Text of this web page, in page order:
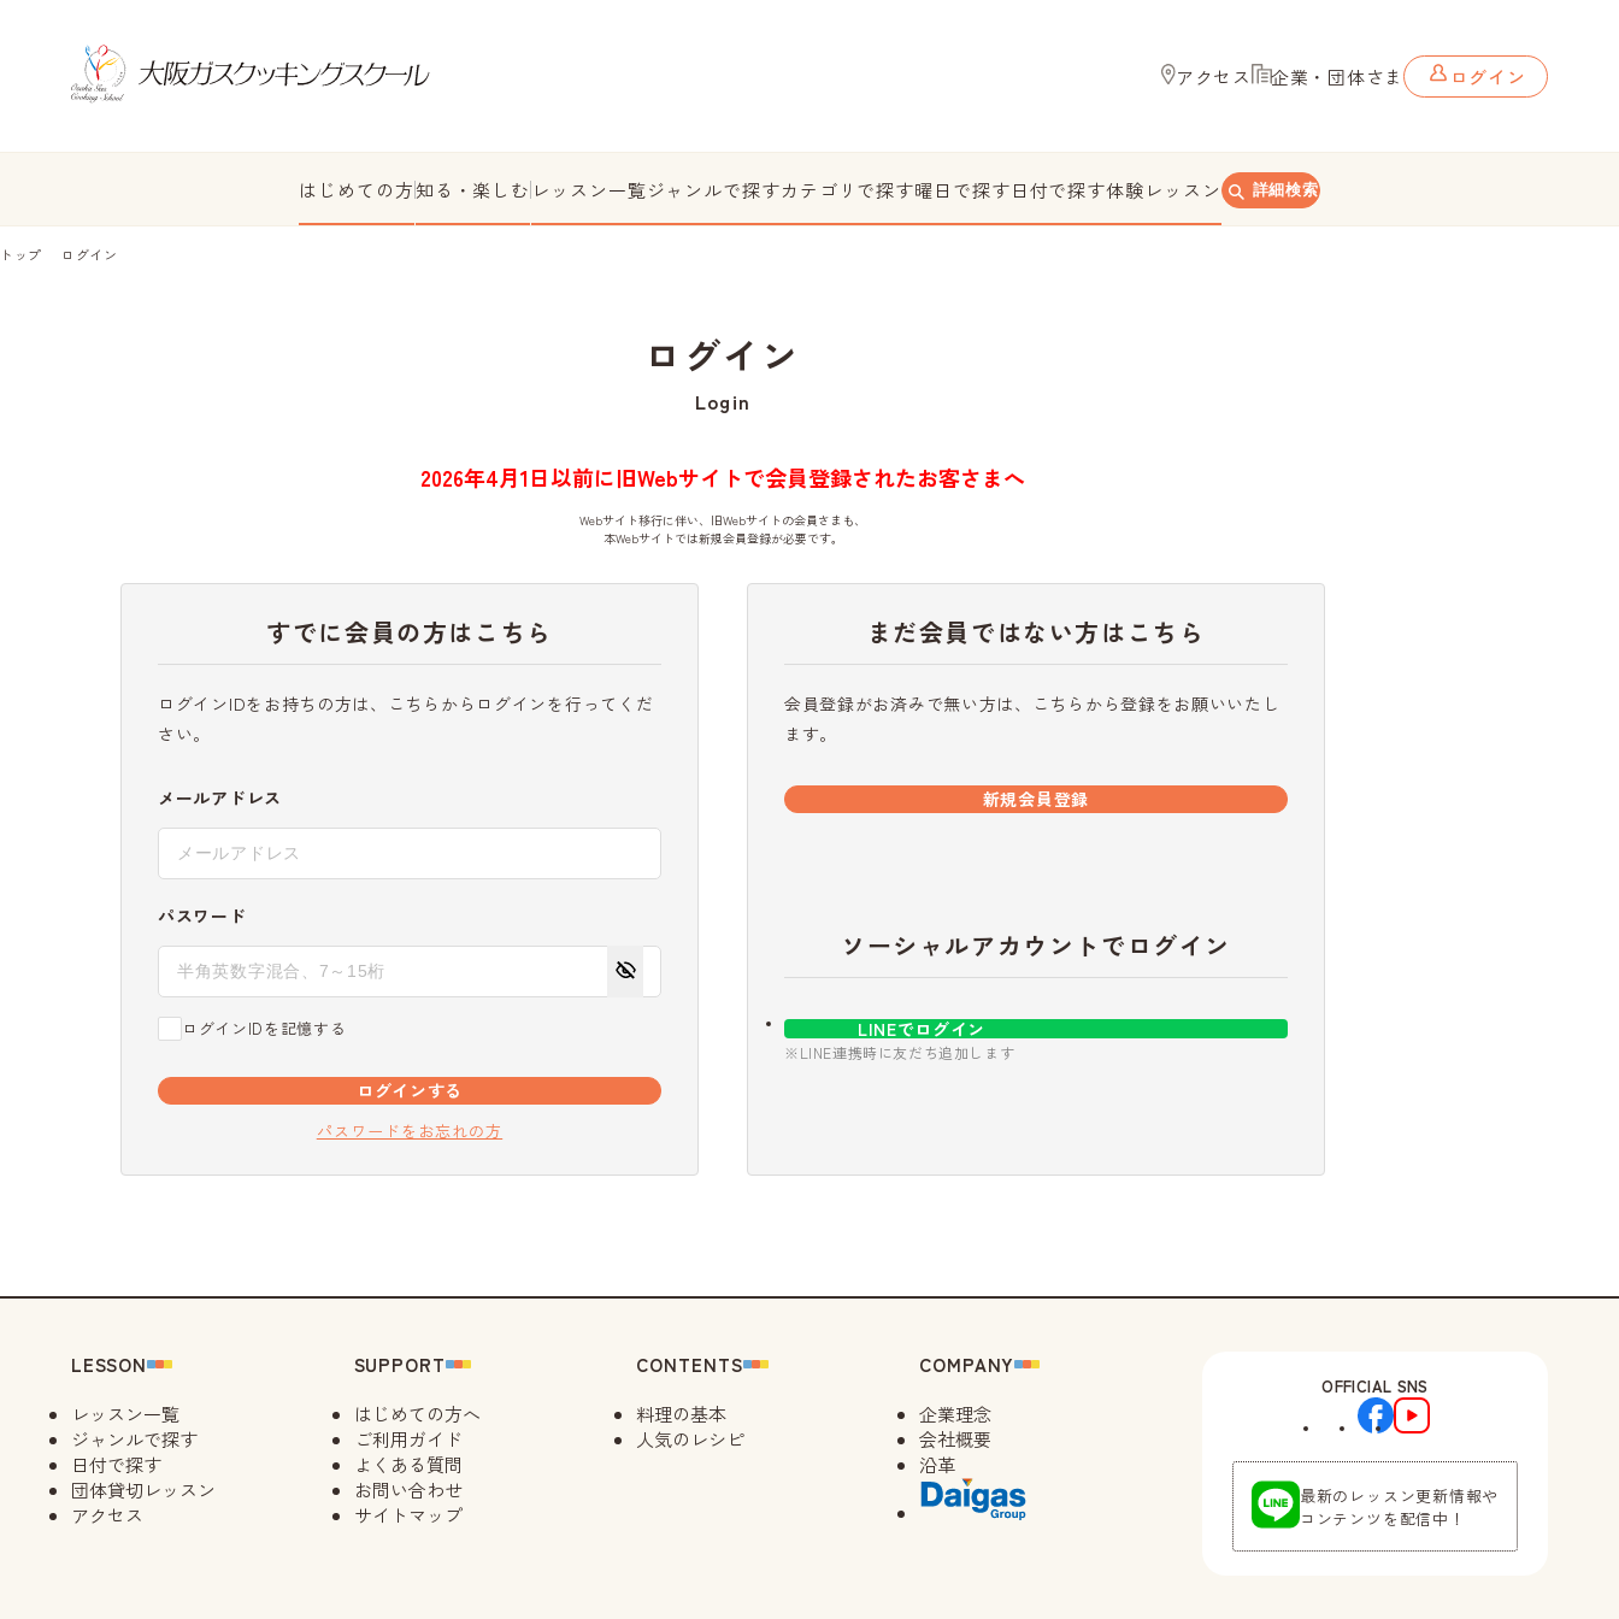
アクセス 企業・団体さま ログイン
はじめての方知る・楽しむ レッスン一覧ジャンルで探すカテゴリで探す曜日で探す日付で探す体験レッスン 詳細検索
トップ ログイン
ログイン
Login
2026年4月1日以前に旧Webサイトで会員登録されたお客さまへ
Webサイト移行に伴い、旧Webサイトの会員さまも、
本Webサイトでは新規会員登録が必要です。
すでに会員の方はこちら
ログインIDをお持ちの方は、こちらからログインを行ってくだ
さい。
メールアドレス
パスワード
ログインIDを記憶する
ログインする
パスワードをお忘れの方
まだ会員ではない方はこちら
会員登録がお済みで無い方は、こちらから登録をお願いいたし
ます。
新規会員登録
ソーシャルアカウントでログイン
LINEでログイン
※LINE連携時に友だち追加します
LESSON
レッスン一覧
ジャンルで探す
日付で探す
団体貸切レッスン
アクセス
SUPPORT
はじめての方へ
ご利用ガイド
よくある質問
お問い合わせ
サイトマップ
CONTENTS
料理の基本
人気のレシピ
COMPANY
企業理念
会社概要
沿革
OFFICIAL SNS
最新のレッスン更新情報や
コンテンツを配信中！